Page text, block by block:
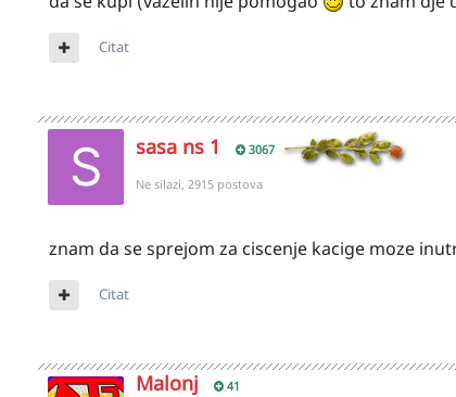
Citat
sasa ns 1 3067
Ne silazi, 2915 postova
znam da se sprejom za ciscenje kacige moze
Citat
Malonj 41